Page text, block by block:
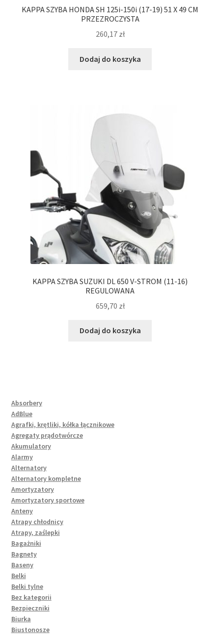
KAPPA SZYBA HONDA SH 125i-150i (17-19) 51 X 49 CM
PRZEZROCZYSTA
260,17 zł
Dodaj do koszyka
KAPPA SZYBA SUZUKI DL 650 V-STROM (11-16)
REGULOWANA
659,70 zł
Dodaj do koszyka
Absorbery
AdBlue
Agrafki, krętliki, kółka łącznikowe
Agregaty prądotwórcze
Akumulatory
Alarmy
Alternatory
Alternatory kompletne
Amortyzatory
Amortyzatory sportowe
Anteny
Atrapy chłodnicy
Atrapy, zaślepki
Bagażniki
Bagnety
Baseny
Belki
Belki tylne
Bez kategorii
Bezpieczniki
Biurka
Biustonosze